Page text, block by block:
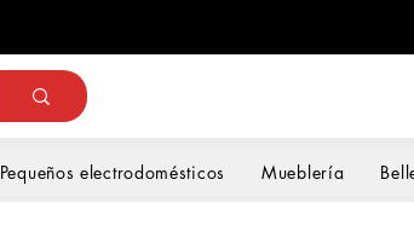
Pequeños electrodomésticos Mueblería